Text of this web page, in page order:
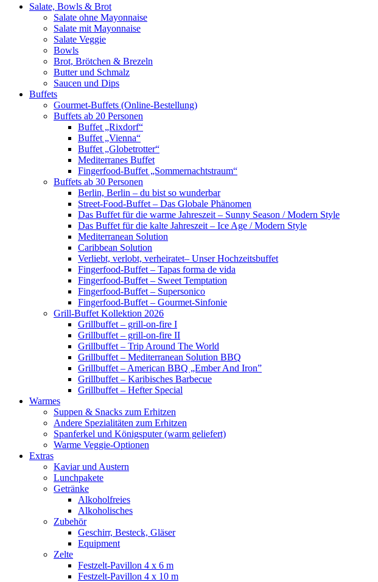
Salate, Bowls & Brot
Salate ohne Mayonnaise
Salate mit Mayonnaise
Salate Veggie
Bowls
Brot, Brötchen & Brezeln
Butter und Schmalz
Saucen und Dips
Buffets
Gourmet-Buffets (Online-Bestellung)
Buffets ab 20 Personen
Buffet „Rixdorf“
Buffet „Vienna“
Buffet „Globetrotter“
Mediterranes Buffet
Fingerfood-Buffet „Sommernachtstraum“
Buffets ab 30 Personen
Berlin, Berlin – du bist so wunderbar
Street-Food-Buffet – Das Globale Phänomen
Das Buffet für die warme Jahreszeit – Sunny Season / Modern Style
Das Buffet für die kalte Jahreszeit – Ice Age / Modern Style
Mediterranean Solution
Caribbean Solution
Verliebt, verlobt, verheiratet– Unser Hochzeitsbuffet
Fingerfood-Buffet – Tapas forma de vida
Fingerfood-Buffet – Sweet Temptation
Fingerfood-Buffet – Supersonico
Fingerfood-Buffet – Gourmet-Sinfonie
Grill-Buffet Kollektion 2026
Grillbuffet – grill-on-fire I
Grillbuffet – grill-on-fire II
Grillbuffet – Trip Around The World
Grillbuffet – Mediterranean Solution BBQ
Grillbuffet – American BBQ „Ember And Iron”
Grillbuffet – Karibisches Barbecue
Grillbuffet – Hefter Special
Warmes
Suppen & Snacks zum Erhitzen
Andere Spezialitäten zum Erhitzen
Spanferkel und Königsputer (warm geliefert)
Warme Veggie-Optionen
Extras
Kaviar und Austern
Lunchpakete
Getränke
Alkoholfreies
Alkoholisches
Zubehör
Geschirr, Besteck, Gläser
Equipment
Zelte
Festzelt-Pavillon 4 x 6 m
Festzelt-Pavillon 4 x 10 m